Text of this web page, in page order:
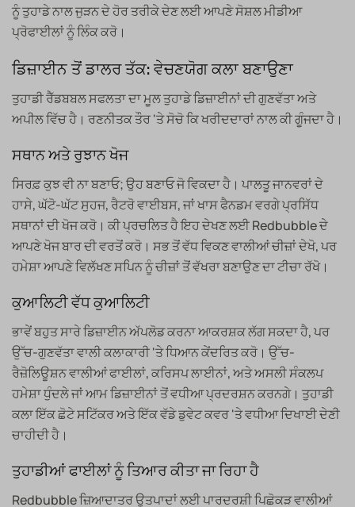
ਨੂੰ ਤੁਹਾਡੇ ਨਾਲ ਜੁੜਨ ਦੇ ਹੋਰ ਤਰੀਕੇ ਦੇਣ ਲਈ ਆਪਣੇ ਸੋਸ਼ਲ ਮੀਡੀਆ
ਪ੍ਰੋਫਾਈਲਾਂ ਨੂੰ ਲਿੰਕ ਕਰੋ।
ਡਿਜ਼ਾਈਨ ਤੋਂ ਡਾਲਰ ਤੱਕ: ਵੇਚਣਯੋਗ ਕਲਾ ਬਣਾਉਣਾ
ਤੁਹਾਡੀ ਰੈੱਡਬਬਲ ਸਫਲਤਾ ਦਾ ਮੂਲ ਤੁਹਾਡੇ ਡਿਜ਼ਾਈਨਾਂ ਦੀ ਗੁਣਵੱਤਾ ਅਤੇ
ਅਪੀਲ ਵਿੱਚ ਹੈ। ਰਣਨੀਤਕ ਤੌਰ 'ਤੇ ਸੋਚੋ ਕਿ ਖਰੀਦਦਾਰਾਂ ਨਾਲ ਕੀ ਗੂੰਜਦਾ ਹੈ।
ਸਥਾਨ ਅਤੇ ਰੁਝਾਨ ਖੋਜ
ਸਿਰਫ਼ ਕੁਝ ਵੀ ਨਾ ਬਣਾਓ; ਉਹ ਬਣਾਓ ਜੋ ਵਿਕਦਾ ਹੈ। ਪਾਲਤੂ ਜਾਨਵਰਾਂ ਦੇ
ਹਾਸੇ, ਘੱਟੋ-ਘੱਟ ਸੁਹਜ, ਰੈਟਰੋ ਵਾਈਬਸ, ਜਾਂ ਖਾਸ ਫੈਨਡਮ ਵਰਗੇ ਪ੍ਰਸਿੱਧ
ਸਥਾਨਾਂ ਦੀ ਖੋਜ ਕਰੋ। ਕੀ ਪ੍ਰਚਲਿਤ ਹੈ ਇਹ ਦੇਖਣ ਲਈ Redbubble ਦੇ
ਆਪਣੇ ਖੋਜ ਬਾਰ ਦੀ ਵਰਤੋਂ ਕਰੋ। ਸਭ ਤੋਂ ਵੱਧ ਵਿਕਣ ਵਾਲੀਆਂ ਚੀਜ਼ਾਂ ਦੇਖੋ, ਪਰ
ਹਮੇਸ਼ਾ ਆਪਣੇ ਵਿਲੱਖਣ ਸਪਿਨ ਨੂੰ ਚੀਜ਼ਾਂ ਤੋਂ ਵੱਖਰਾ ਬਣਾਉਣ ਦਾ ਟੀਚਾ ਰੱਖੋ।
ਕੁਆਲਿਟੀ ਵੱਧ ਕੁਆਲਿਟੀ
ਭਾਵੇਂ ਬਹੁਤ ਸਾਰੇ ਡਿਜ਼ਾਈਨ ਅੱਪਲੋਡ ਕਰਨਾ ਆਕਰਸ਼ਕ ਲੱਗ ਸਕਦਾ ਹੈ, ਪਰ
ਉੱਚ-ਗੁਣਵੱਤਾ ਵਾਲੀ ਕਲਾਕਾਰੀ 'ਤੇ ਧਿਆਨ ਕੇਂਦਰਿਤ ਕਰੋ। ਉੱਚ-
ਰੈਜ਼ੋਲਿਊਸ਼ਨ ਵਾਲੀਆਂ ਫਾਈਲਾਂ, ਕਰਿਸਪ ਲਾਈਨਾਂ, ਅਤੇ ਅਸਲੀ ਸੰਕਲਪ
ਹਮੇਸ਼ਾ ਧੁੰਦਲੇ ਜਾਂ ਆਮ ਡਿਜ਼ਾਈਨਾਂ ਤੋਂ ਵਧੀਆ ਪ੍ਰਦਰਸ਼ਨ ਕਰਨਗੇ। ਤੁਹਾਡੀ
ਕਲਾ ਇੱਕ ਛੋਟੇ ਸਟਿੱਕਰ ਅਤੇ ਇੱਕ ਵੱਡੇ ਡੁਵੇਟ ਕਵਰ 'ਤੇ ਵਧੀਆ ਦਿਖਾਈ ਦੇਣੀ
ਚਾਹੀਦੀ ਹੈ।
ਤੁਹਾਡੀਆਂ ਫਾਈਲਾਂ ਨੂੰ ਤਿਆਰ ਕੀਤਾ ਜਾ ਰਿਹਾ ਹੈ
Redbubble ਜ਼ਿਆਦਾਤਰ ਉਤਪਾਦਾਂ ਲਈ ਪਾਰਦਰਸ਼ੀ ਪਿਛੋਕੜ ਵਾਲੀਆਂ